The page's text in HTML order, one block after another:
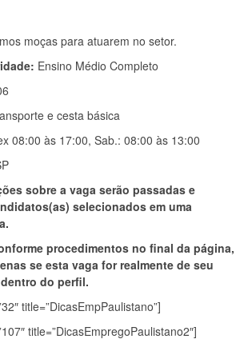
moças para atuarem no setor.
Ensino Médio Completo
e cesta básica
08:00 às 17:00, Sab.: 08:00 às 13:00
sobre a vaga serão passadas e
selecionados em uma
procedimentos no final da página,
se esta vaga for realmente de seu
do perfil.
title=”DicasEmpPaulistano”]
title=”DicasEmpregoPaulistano2″]